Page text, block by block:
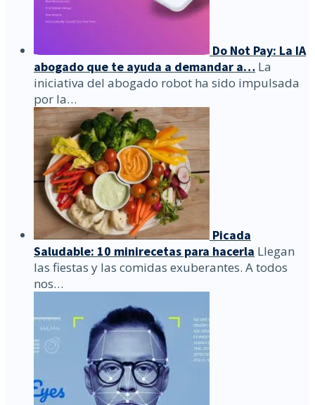
Do Not Pay: La IA
abogado que te ayuda a demandar a… La
iniciativa del abogado robot ha sido impulsada
por la…
Picada
Saludable: 10 minirecetas para hacerla Llegan
las fiestas y las comidas exuberantes. A todos
nos…